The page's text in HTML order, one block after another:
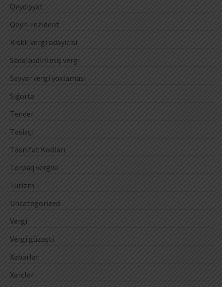
Qeydiyyat
Qeyri-rezident
Riskli vergi ödəyicisi
Sadələşdirilmiş vergi
Səyyar vergi yoxlaması
Sığorta
Tender
Təsisçi
Təsnifat Kodları
Torpaq vergisi
Turizm
Uncategorized
Vergi
Vergi güzəşti
Xəbərlər
Xərclər